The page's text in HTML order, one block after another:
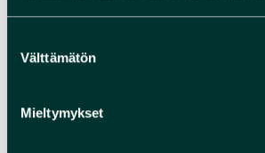
valinta
Välttämätön
Mieltymykset
aukioloaikojen mukaisesti.
nettisivuilta.